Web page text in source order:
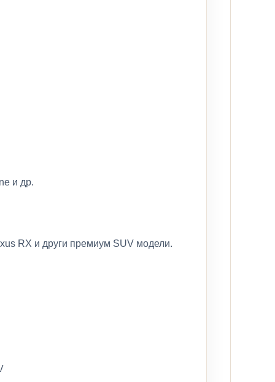
и др.
RX и други премиум SUV модели.